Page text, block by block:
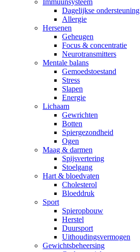
Immuunsysteem
Dagelijkse ondersteuning
Allergie
Hersenen
Geheugen
Focus & concentratie
Neurotransmitters
Mentale balans
Gemoedstoestand
Stress
Slapen
Energie
Lichaam
Gewrichten
Botten
Spiergezondheid
Ogen
Maag & darmen
Spijsvertering
Stoelgang
Hart & bloedvaten
Cholesterol
Bloeddruk
Sport
Spieropbouw
Herstel
Duursport
Uithoudingsvermogen
Gewichtsbeheersing